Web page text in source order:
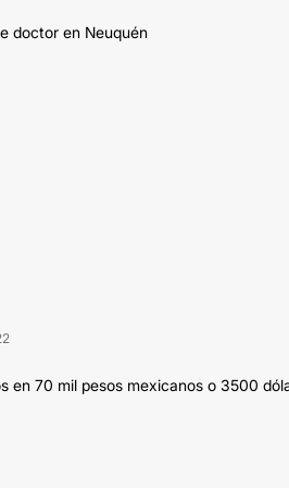
doctor en Neuquén
en 70 mil pesos mexicanos o 3500